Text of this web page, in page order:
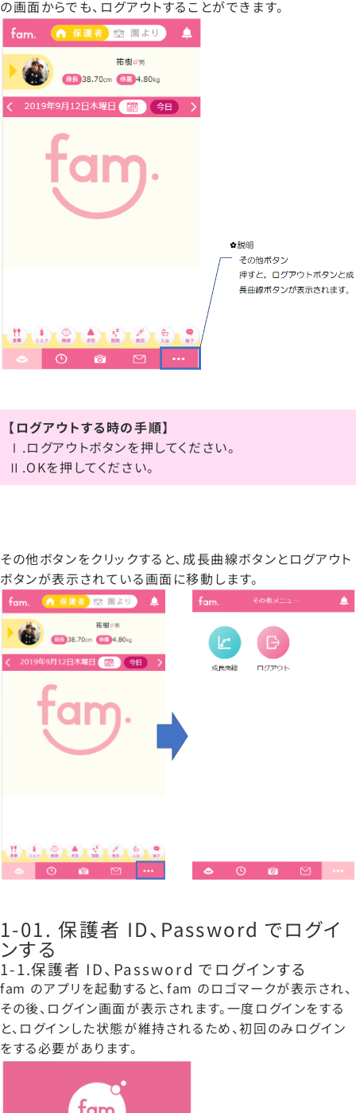
の画面からでも、ログアウトすることができます。
【ログアウトする時の手順】
Ⅰ.ログアウトボタンを押してください。
Ⅱ.OKを押してください。
その他ボタンをクリックすると、成長曲線ボタンとログアウト
ボタンが表示されている画面に移動します。
1-01. 保護者 ID、Password でログイ
ンする
1-1.保護者 ID、Password でログインする
fam のアプリを起動すると、fam のロゴマークが表示され、
その後、ログイン画面が表示されます。一度ログインをする
と、ログインした状態が維持されるため、初回のみログイン
をする必要があります。